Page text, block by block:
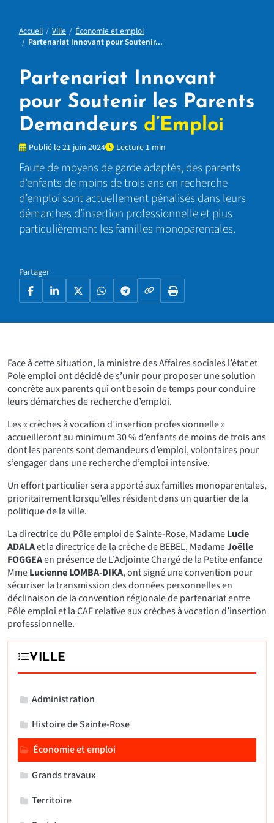
Accueil Ville
Économie et emploi
Partenariat Innovant pour Soutenir...
Partenariat Innovant
pour Soutenir les Parents
Demandeurs d’Emploi
Publié le 21 juin 2024 Lecture 1 min
Faute de moyens de garde adaptés, des parents
d’enfants de moins de trois ans en recherche
d’emploi sont actuellement pénalisés dans leurs
démarches d’insertion professionnelle et plus
particulièrement les familles monoparentales.
Partager
FacebookLinkedIn
X WhatsAppTelegramCopier le lien
Imprimer la page
Face à cette situation, la ministre des Affaires sociales l’état et
Pole emploi ont décidé de s’unir pour proposer une solution
concrète aux parents qui ont besoin de temps pour conduire
leurs démarches de recherche d’emploi.
Les «crèches à vocation d’insertion professionnelle»
accueilleront au minimum 30 % d’enfants de moins de trois ans
dont les parents sont demandeurs d’emploi, volontaires pour
s’engager dans une recherche d’emploi intensive.
Un effort particulier sera apporté aux familles monoparentales,
prioritairement lorsqu’elles résident dans un quartier de la
politique de la ville.
La directrice du Pôle emploi de Sainte-Rose, MadameLucie
ADALAet la directrice de la crèche de BEBEL, MadameJoëlle
FOGGEAen présence de L’Adjointe Chargé de la Petite enfance
MmeLucienne LOMBA-DIKA, ont signé une convention pour
sécuriser la transmission des données personnelles en
déclinaison de la convention régionale de partenariat entre
Pôle emploi et la CAF relative aux crèches à vocation d’insertion
professionnelle.
VILLE
Administration
Histoire de Sainte-Rose
Économie et emploi
Grands travaux
Territoire